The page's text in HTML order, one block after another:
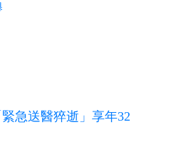
急送醫猝逝」享年32